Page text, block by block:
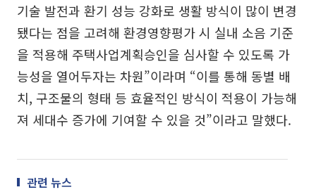
기술 발전과 환기 성능 강화로 생활 방식이 많이 변경
됐다는 점을 고려해 환경영향평가 시 실내 소음 기준
을 적용해 주택사업계획승인을 심사할 수 있도록 가
능성을 열어두자는 차원”이라며 “이를 통해 동별 배
치, 구조물의 형태 등 효율적인 방식이 적용이 가능해
져 세대수 증가에 기여할 수 있을 것”이라고 말했다.
관련 뉴스